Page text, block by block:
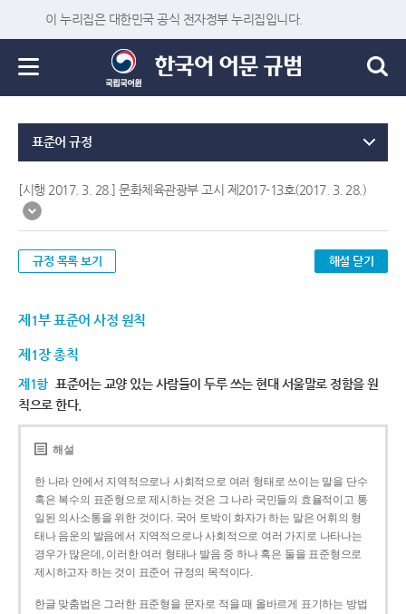
이 누리집은 대한민국 공식 전자정부 누리집입니다.
표준어 규정
[시행 2017. 3. 28.] 문화체육관광부 고시 제2017-13호(2017. 3. 28.)
규정 목록 보기 해설 닫기
제1부 표준어 사정 원칙
제1장 총칙
제1항 표준어는 교양 있는 사람들이 두루 쓰는 현대 서울말로 정함을 원
칙으로 한다.
해설
한 나라 안에서 지역적으로나 사회적으로 여러 형태로 쓰이는 말을 단수
혹은 복수의 표준형으로 제시하는 것은 그 나라 국민들의 효율적이고 통
일된 의사소통을 위한 것이다. 국어 토박이 화자가 하는 말은 어휘의 형
태나 음운의 발음에서 지역적으로나 사회적으로 여러 가지로 나타나는
경우가 많은데, 이러한 여러 형태나 발음 중 하나 혹은 둘을 표준형으로
제시하고자 하는 것이 표준어 규정의 목적이다.
한글 맞춤법은 그러한 표준형을 문자로 적을 때 올바르게 표기하는 방법